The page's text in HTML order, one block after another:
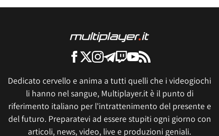
Dedicato cervello e anima a tutti quelli che i videogiochi
li hanno nel sangue, Multiplayer.it è il punto di
riferimento italiano per l'intrattenimento del presente e
del futuro. Preparatevi ad essere stupiti ogni giorno con
articoli, news, video, live e produzioni geniali.